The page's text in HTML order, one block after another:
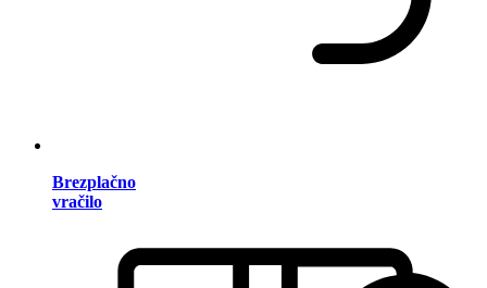
Brezplačno
vračilo